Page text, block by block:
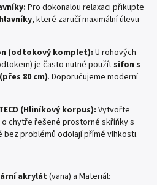
Pro dokonalou relaxaci přikupte
, které zaručí maximální úlevu
(odtokový komplet): U rohových
je často nutné použítsifon s
80 cm). Doporučujeme moderní
(Hliníkový korpus): Vytvořte
chytře řešené prostorné skříňky s
bez problémů odolají přímé vlhkosti.
akrylát(vana) a Materiál: